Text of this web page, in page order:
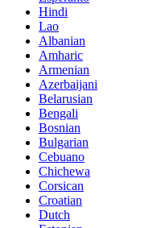
Hindi
Lao
Albanian
Amharic
Armenian
Azerbaijani
Belarusian
Bengali
Bosnian
Bulgarian
Cebuano
Chichewa
Corsican
Croatian
Dutch